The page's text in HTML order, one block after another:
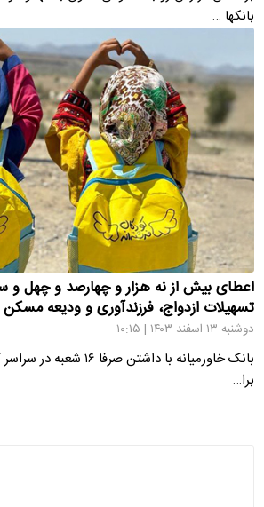
بانکها …
اعطای بیش از نه هزار و چهارصد و چهل و
تسهیلات ازدواج، فرزندآوری و ودیعه مسکن
دوشنبه ۱۳ اسفند ۱۴۰۳ | ۱۰:۱۵
بانک خاورمیانه با داشتن
برا…